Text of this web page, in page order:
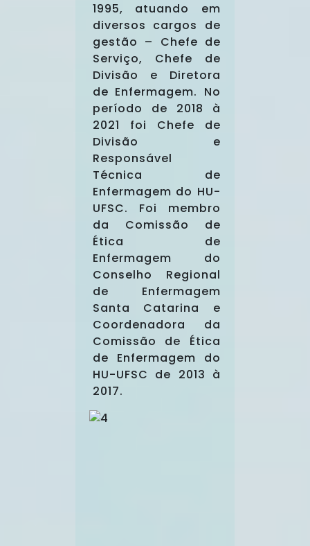
1995, atuando em
diversos cargos de
gestão – Chefe de
Serviço, Chefe de
Divisão e Diretora
de Enfermagem. No
período de 2018 à
2021 foi Chefe de
Divisão e
Responsável
Técnica de
Enfermagem do HU-
UFSC. Foi membro
da Comissão de
Ética de
Enfermagem do
Conselho Regional
de Enfermagem
Santa Catarina e
Coordenadora da
Comissão de Ética
de Enfermagem do
HU-UFSC de 2013 à
2017.